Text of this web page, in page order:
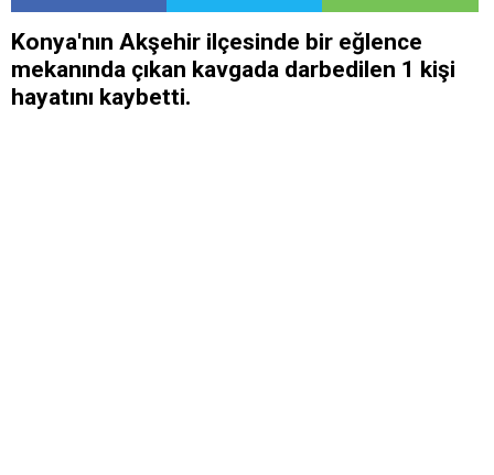
Konya'nın Akşehir ilçesinde bir eğlence
mekanında çıkan kavgada darbedilen 1 kişi
hayatını kaybetti.